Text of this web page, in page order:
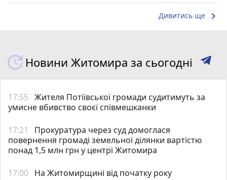
Дивитись ще keyboard_arrow_right
Новини Житомира за сьогодні
17:55 Жителя Потіївської громади судитимуть за
умисне вбивство своєї співмешканки
17:21
Прокуратура через суд домоглася
повернення громаді земельної ділянки вартістю
понад 1,5 млн грн у центрі Житомира
17:00 На Житомирщині від початку року